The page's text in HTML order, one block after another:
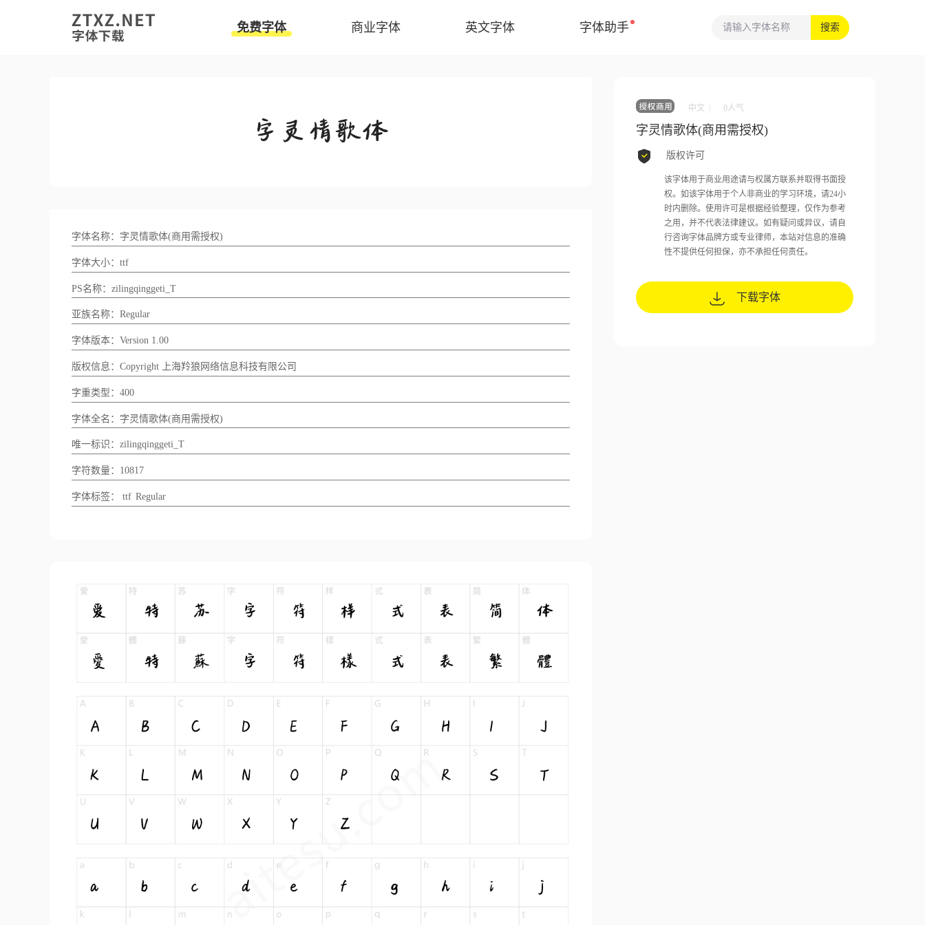
免费字体 商业字体 英文字体 字体助手 搜索
字体名称：字灵情歌体(商用需授权)
字体大小：ttf
PS名称：zilingqinggeti_T
亚族名称：Regular
字体版本：Version 1.00
版权信息：Copyright 上海羚狼网络信息科技有限公司
字重类型：400
字体全名：字灵情歌体(商用需授权)
唯一标识：zilingqinggeti_T
字符数量：10817
字体标签： ttf Regular
中文 | 0人气
字灵情歌体(商用需授权)
版权许可
该字体用于商业用途请与权属方联系并取得书面授
权。如该字体用于个人非商业的学习环境，请24小
时内删除。使用许可是根据经验整理，仅作为参考
之用，并不代表法律建议。如有疑问或异议，请自
行咨询字体品牌方或专业律师，本站对信息的准确
性不提供任何担保，亦不承担任何责任。
下载字体